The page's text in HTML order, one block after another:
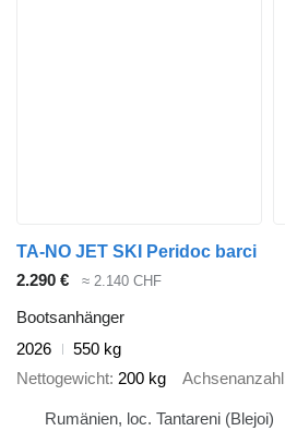
TA-NO JET SKI Peridoc barci
2.290 €
≈ 2.140 CHF
Bootsanhänger
2026
550 kg
Nettogewicht 200 kg Achsenanzahl
Rumänien, loc. Tantareni (Blejoi)